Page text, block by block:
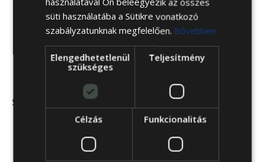
Szállítás
süti használatába a Sütikre vonatkozó
szabályzatunknak megfelelően. Bővebben
Elengedhetetlenül
szükséges
Teljesítmény
Célzás Funkcionalitás